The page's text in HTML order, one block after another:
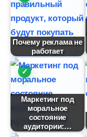
Почему реклама не
работает
Маркетинг под
моральное
состояние
аудитории: